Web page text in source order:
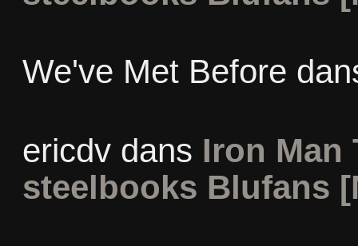
We've Met Before
ericdvdans Iron Man
steelbooks Blufans